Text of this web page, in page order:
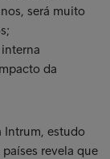
será muito
da
Intrum, estudo
revela que